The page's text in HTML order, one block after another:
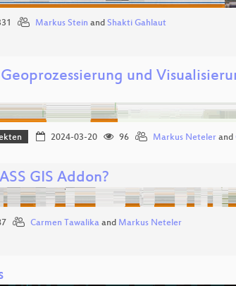
Markus Stein and Shakti Gahlaut
und
2024-03-20 96 Markus Netelerand
GIS Addon?
Carmen Tawalikaand Markus Neteler